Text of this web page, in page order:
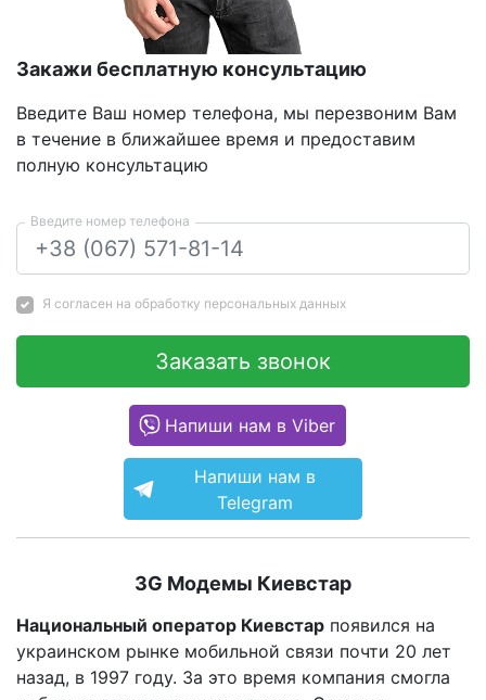
Закажи бесплатную консультацию
Введите Ваш номер телефона, мы перезвоним Вам
в течение в ближайшее время и предоставим
полную консультацию
Введите номер телефона
Я согласен на обработку персональных данных
Заказать звонок
Напиши нам в Viber
Напиши нам в
Telegram
3G Модемы Киевстар
Национальный оператор Киевстар появился на
украинском рынке мобильной связи почти 20 лет
назад, в 1997 году. За это время компания смогла